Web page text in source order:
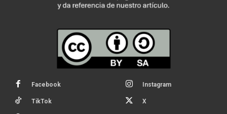
Facebook Instagram
TikTok X